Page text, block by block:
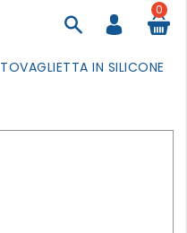
0
TOVAGLIETTA IN SILICONE